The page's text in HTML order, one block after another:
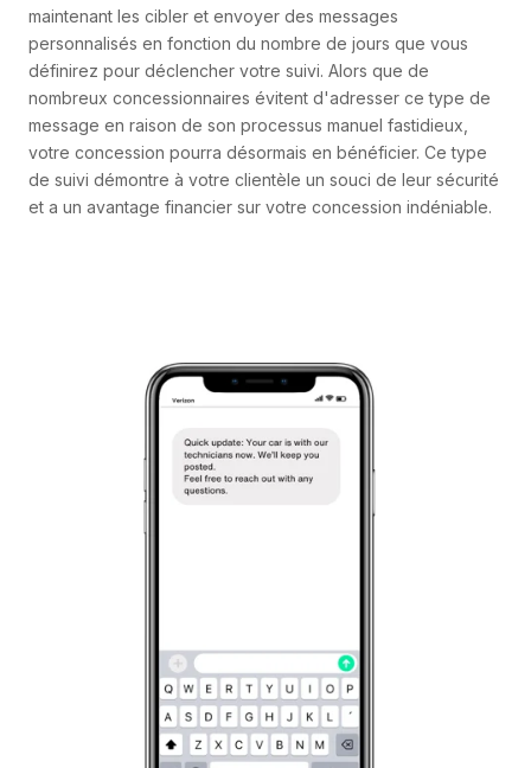
maintenant les cibler et envoyer des messages
personnalisés en fonction du nombre de jours que vous
définirez pour déclencher votre suivi. Alors que de
nombreux concessionnaires évitent d'adresser ce type de
message en raison de son processus manuel fastidieux,
votre concession pourra désormais en bénéficier. Ce type
de suivi démontre à votre clientèle un souci de leur sécurité
et a un avantage financier sur votre concession indéniable.